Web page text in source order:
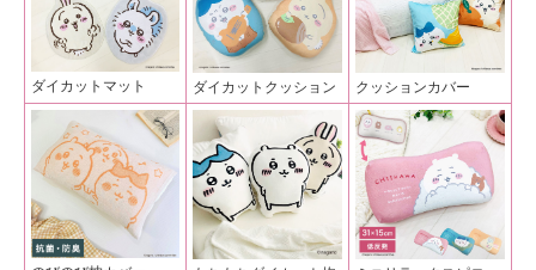
ダイカットマット ダイカットクッション クッションカバー